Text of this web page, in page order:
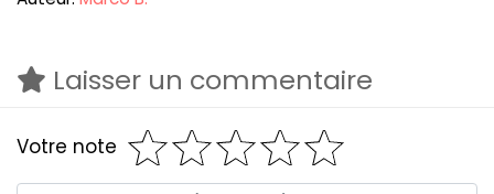
Laisser un commentaire
Votre note